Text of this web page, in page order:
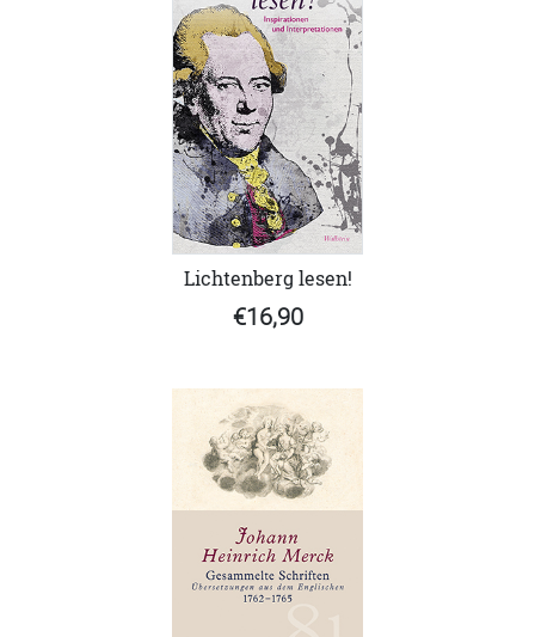
Lichtenberg lesen!
€16,90